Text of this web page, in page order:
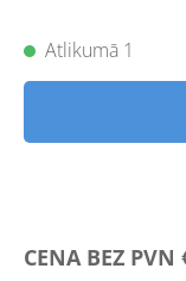
Atlikumā 1
CENA BEZ PVN